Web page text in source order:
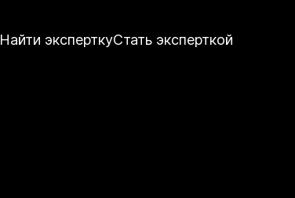
Найти эксперткуСтать эксперткой